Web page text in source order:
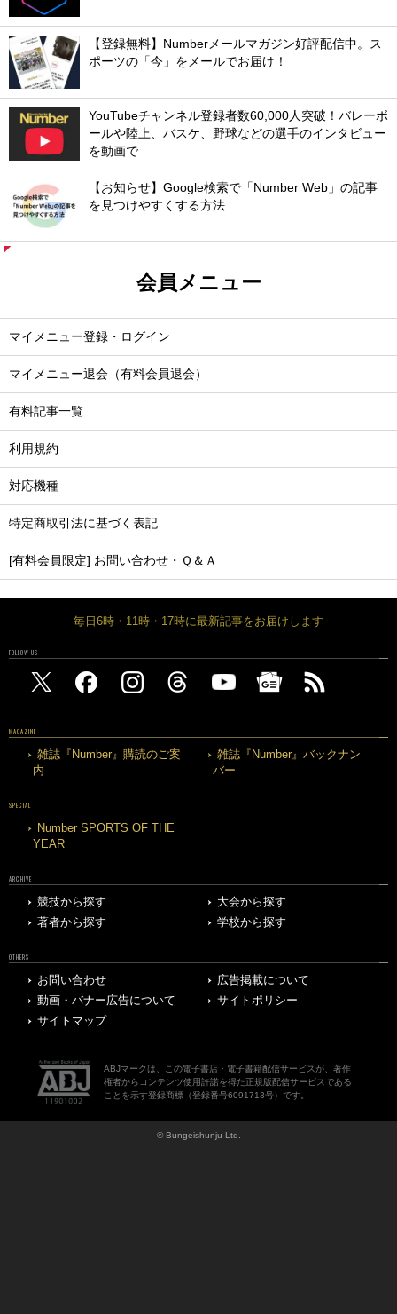
【登録無料】Numberメールマガジン好評配信中。ス
ポーツの「今」をメールでお届け！
YouTubeチャンネル登録者数60,000人突破！バレーボ
ールや陸上、バスケ、野球などの選手のインタビュー
を動画で
【お知らせ】Google検索で「Number Web」の記事
を見つけやすくする方法
会員メニュー
マイメニュー登録・ログイン
マイメニュー退会（有料会員退会）
有料記事一覧
利用規約
対応機種
特定商取引法に基づく表記
[有料会員限定] お問い合わせ・Ｑ＆Ａ
毎日6時・11時・17時に最新記事をお届けします
FOLLOW US
MAGAZINE
雑誌『Number』購読のご案
内
雑誌『Number』バックナン
バー
SPECIAL
Number SPORTS OF THE
YEAR
ARCHIVE
競技から探す
大会から探す
著者から探す
学校から探す
OTHERS
お問い合わせ
広告掲載について
動画・バナー広告について
サイトポリシー
サイトマップ
ABJマークは、この電子書店・電子書籍配信サービスが、著作
権者からコンテンツ使用許諾を得た正規版配信サービスである
ことを示す登録商標（登録番号6091713号）です。
© Bungeishunju Ltd.